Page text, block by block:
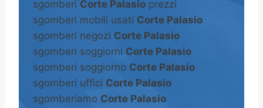
sgomberi Corte Palasio prezzi
sgomberi mobili usati Corte Palasio
sgomberi negozi Corte Palasio
sgomberi soggiorni Corte Palasio
sgomberi soggiorno Corte Palasio
sgomberi uffici Corte Palasio
sgomberiamo Corte Palasio